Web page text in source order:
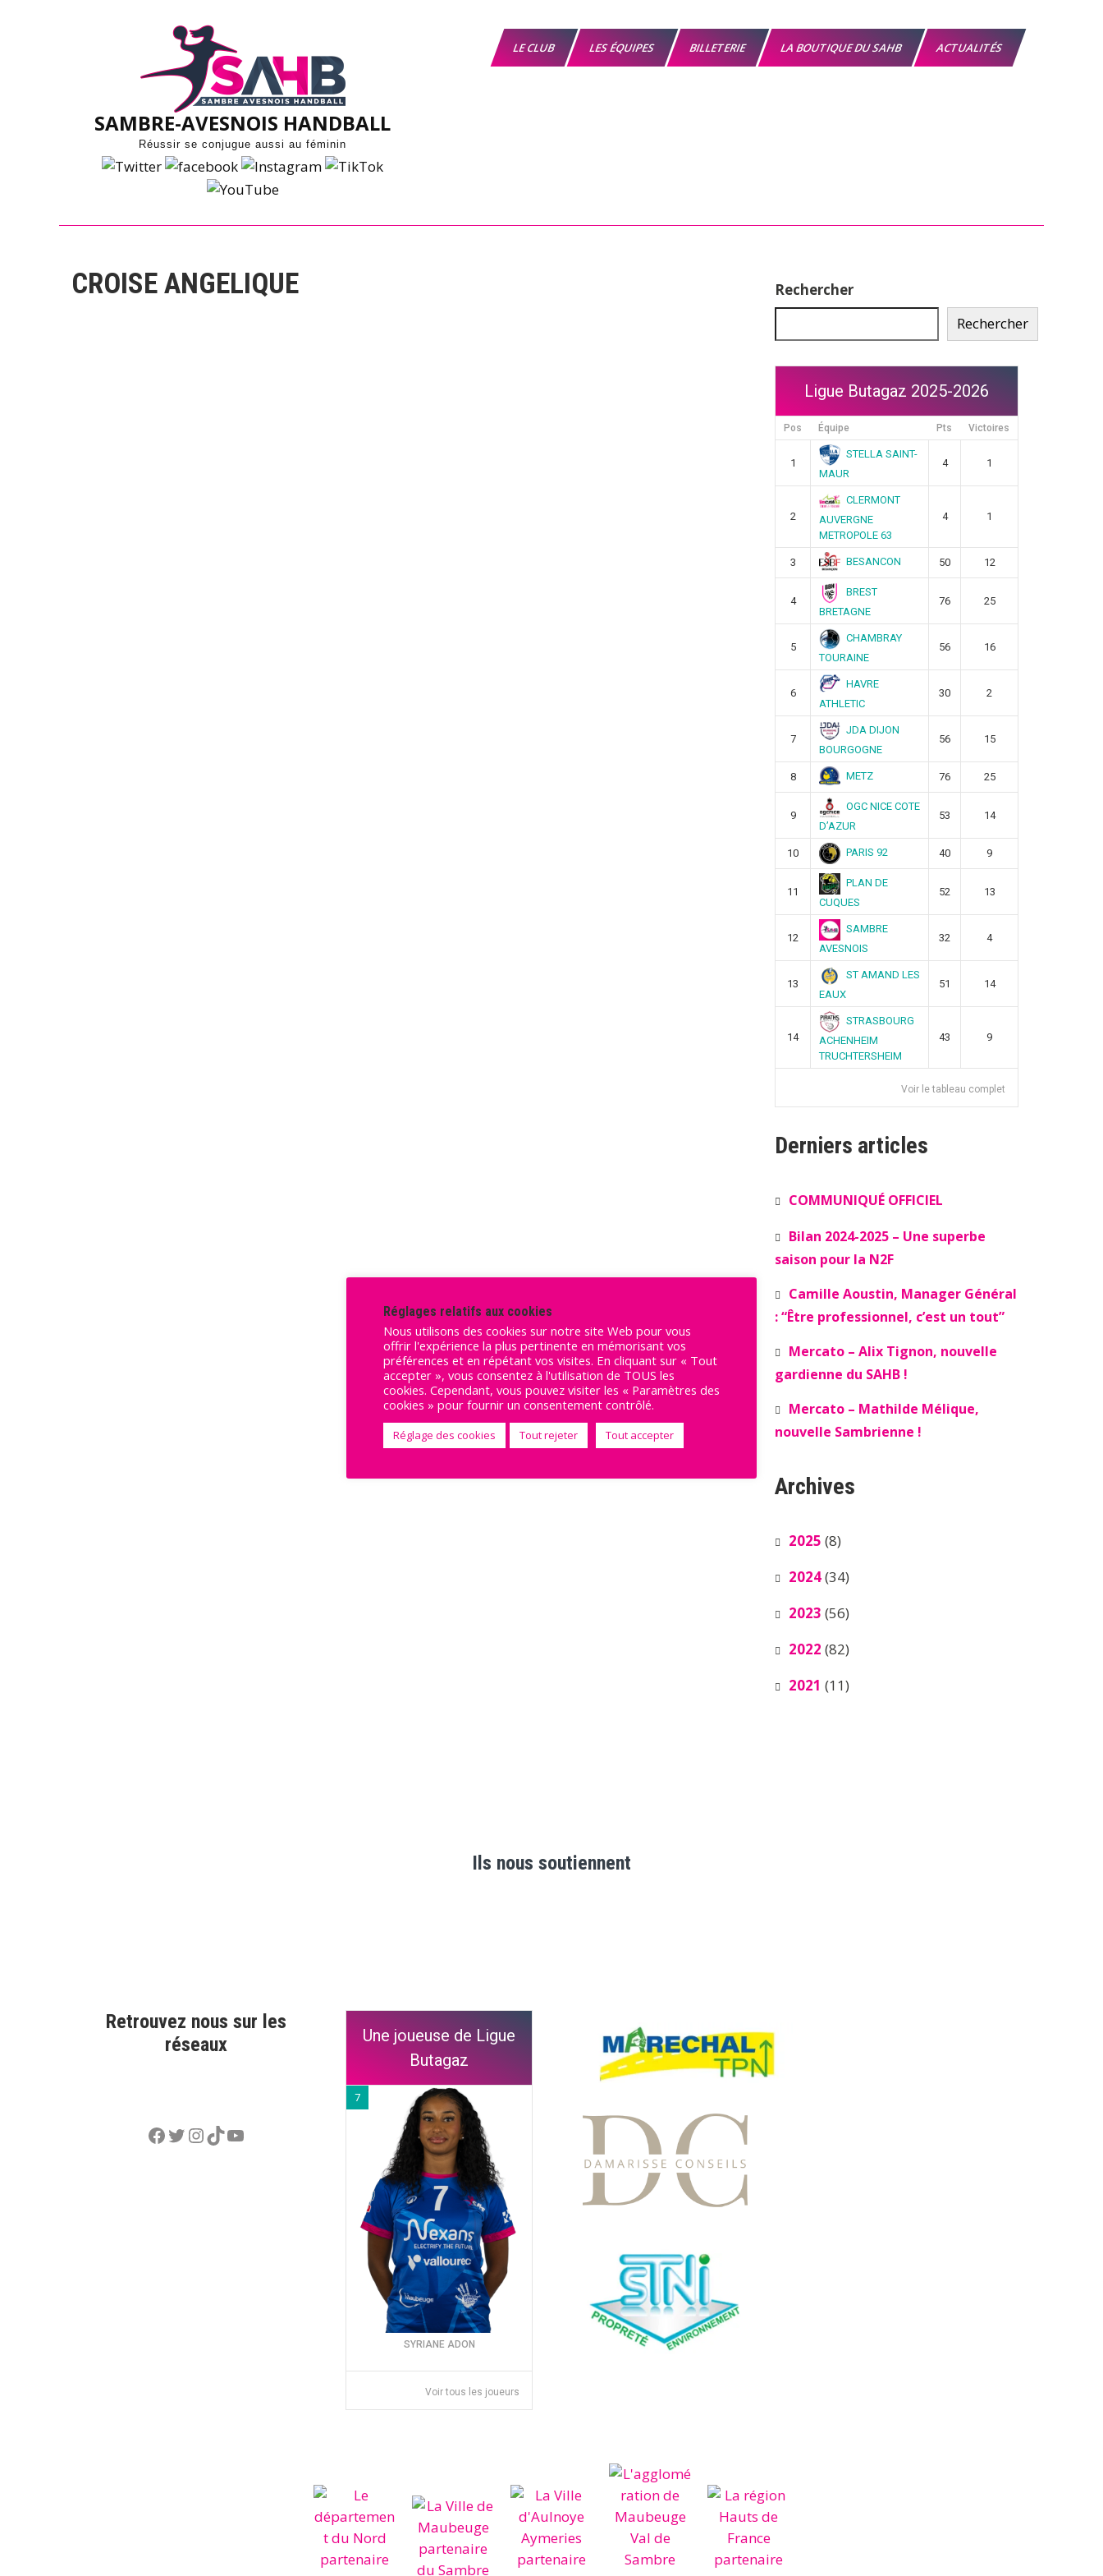
SAMBRE-AVESNOIS HANDBALL
Réussir se conjugue aussi au féminin
LE CLUB LES ÉQUIPES BILLETERIE LA BOUTIQUE DU SAHB ACTUALITÉS
CROISE ANGELIQUE
Rechercher
Rechercher
Ligue Butagaz 2025-2026
Pos Équipe Pts Victoires
1
STELLA SAINT-
MAUR
4 1
2
CLERMONT
AUVERGNE
METROPOLE 63
4 1
3 BESANCON 50 12
4
BREST
BRETAGNE
76 25
5
CHAMBRAY
TOURAINE
56 16
6
HAVRE
ATHLETIC
30 2
7
JDA DIJON
BOURGOGNE
56 15
8 METZ 76 25
9
OGC NICE COTE
D’AZUR
53 14
10 PARIS 92 40 9
11
PLAN DE
CUQUES
52 13
12
SAMBRE
AVESNOIS
32 4
13
ST AMAND LES
EAUX
51 14
14
STRASBOURG
ACHENHEIM
TRUCHTERSHEIM
43 9
Voir le tableau complet
Derniers articles
COMMUNIQUÉ OFFICIEL
Bilan 2024-2025 – Une superbe
saison pour la N2F
Camille Aoustin, Manager Général
: “Être professionnel, c’est un tout”
Mercato – Alix Tignon, nouvelle
gardienne du SAHB !
Mercato – Mathilde Mélique,
nouvelle Sambrienne !
Archives
2025 (8)
2024(34)
2023 (56)
2022 (82)
2021 (11)
Ils nous soutiennent
Retrouvez nous sur les
réseaux
Facebook
Twitter
Instagram
TikTok
YouTube
Une joueuse de Ligue
Butagaz
7
SYRIANE ADON
Voir tous les joueurs
Réglages relatifs aux cookies
Nous utilisons des cookies sur notre site Web pour vous
offrir l'expérience la plus pertinente en mémorisant vos
préférences et en répétant vos visites. En cliquant sur « Tout
accepter », vous consentez à l'utilisation de TOUS les
cookies. Cependant, vous pouvez visiter les « Paramètres des
cookies » pour fournir un consentement contrôlé.
Réglage des cookies Tout rejeter Tout accepter